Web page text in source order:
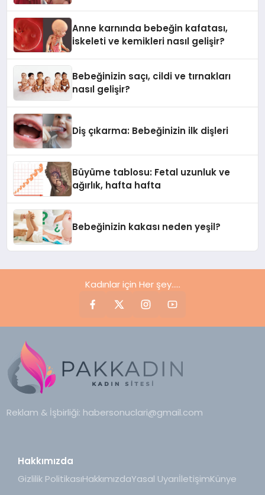
Anne karnında bebeğin kafatası,
iskeleti ve kemikleri nasıl gelişir?
Bebeğinizin saçı, cildi ve tırnakları
nasıl gelişir?
Diş çıkarma: Bebeğinizin ilk dişleri
Büyüme tablosu: Fetal uzunluk ve
ağırlık, hafta hafta
Bebeğinizin kakası neden yeşil?
Kadınlar için Her şey.....
Reklam & İşbirliği: habersonuclari@gmail.com
Hakkımızda
Gizlilik PolitikasıHakkımızdaYasal UyarıİletişimKünye